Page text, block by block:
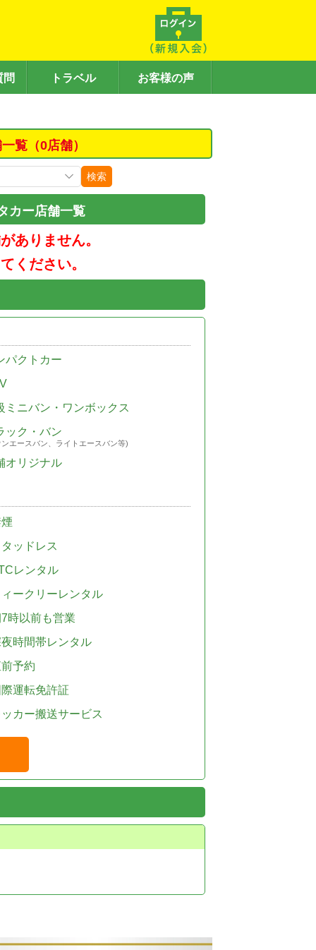
問 トラベル お客様の声
覧（0店舗）
検索
カー店舗一覧
ありません。
ください。
パクトカー
ミニバン・ワンボックス
ック・バン
エースバン、ライトエースバン等)
オリジナル
ッドレス
レンタル
ークリーレンタル
時以前も営業
時間帯レンタル
予約
運転免許証
カー搬送サービス